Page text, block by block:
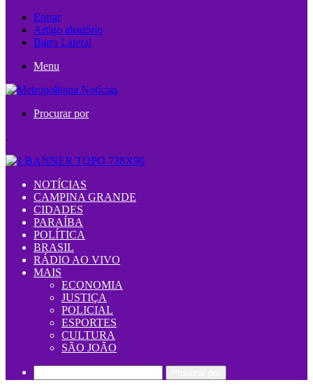
Entrar
Artigo aleatório
Barra Lateral
Menu
Procurar por
.
NOTÍCIAS
CAMPINA GRANDE
CIDADES
PARAÍBA
POLÍTICA
BRASIL
RÁDIO AO VIVO
MAIS
ECONOMIA
JUSTIÇA
POLICIAL
ESPORTES
CULTURA
SÃO JOÃO